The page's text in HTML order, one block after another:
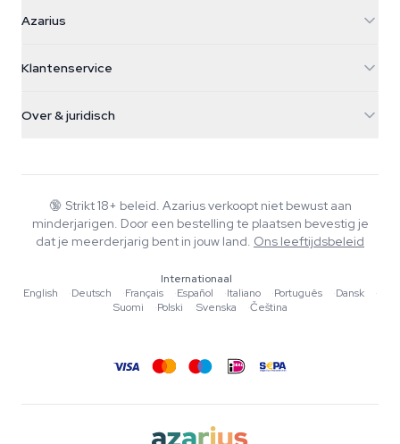
Galvaniweg 11
Nederland
+31(0)204897914
Azarius
Smokeshop
Klantenservice
Retourbeleid
Veelgestelde vragen
Privacybeleid
Over & juridisch
Wiki
Muziek
Redactionele normen
Tools & Calculators
🔞 Strikt 18+ beleid. Azarius verkoopt niet bewust aan
minderjarigen. Door een bestelling te plaatsen bevestig je
dat je meerderjarig bent in jouw land. Ons leeftijdsbeleid
Internationaal
English
·Deutsch ·Français ·Español ·Italiano ·Português ·Dansk
·
Suomi
·Polski ·Svenska ·Čeština